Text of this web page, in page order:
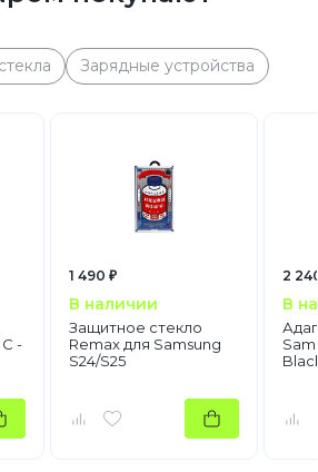
Зарядные устройства
-
1 490 ₽
В наличии
Защитное стекло
Remax для Samsung
S24/S25
2
В